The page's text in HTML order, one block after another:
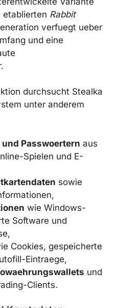
etabliertenRabbit
verfuegt
und eine
System unter
Online-Spielen und
wie Windows-
Software und
Cookies,
und Autofill-
Trading-Clients.